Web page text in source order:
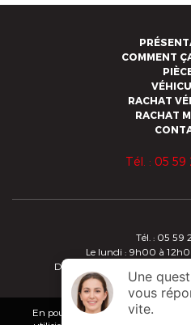
COMMENT
RACHAT
RACHAT
Tél. : 05 59
Tél. : 05 59
Le lundi : 9h00 à
Du mardi au vendredi : 8h30
Copyright 2019 - Alberdi
Conditions
En poursuivant votre navigation sur